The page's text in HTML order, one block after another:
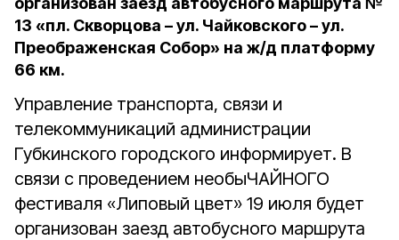
13 «пл. Скворцова – ул. Чайковского – ул.
Преображенская Собор» на ж/д платформу
66 км.
Управление транспорта, связи и
телекоммуникаций администрации
Губкинского городского информирует. В
связи с проведением необыЧАЙНОГО
фестиваля «Липовый цвет» 19 июля будет
организован заезд автобусного маршрута